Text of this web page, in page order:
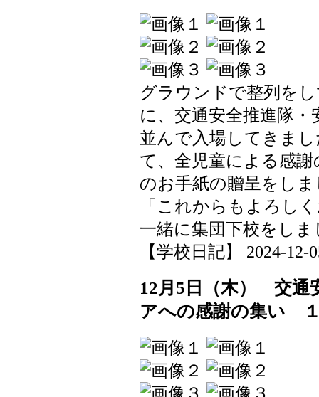
グラウンドで整列を
に、交通安全推進隊
並んで入場してきま
て、全児童による感
のお手紙の贈呈をし
「これからもよろし
一緒に集団下校をしま
【学校日記】 2024-12-
12月5日（木） 交通
アへの感謝の集い